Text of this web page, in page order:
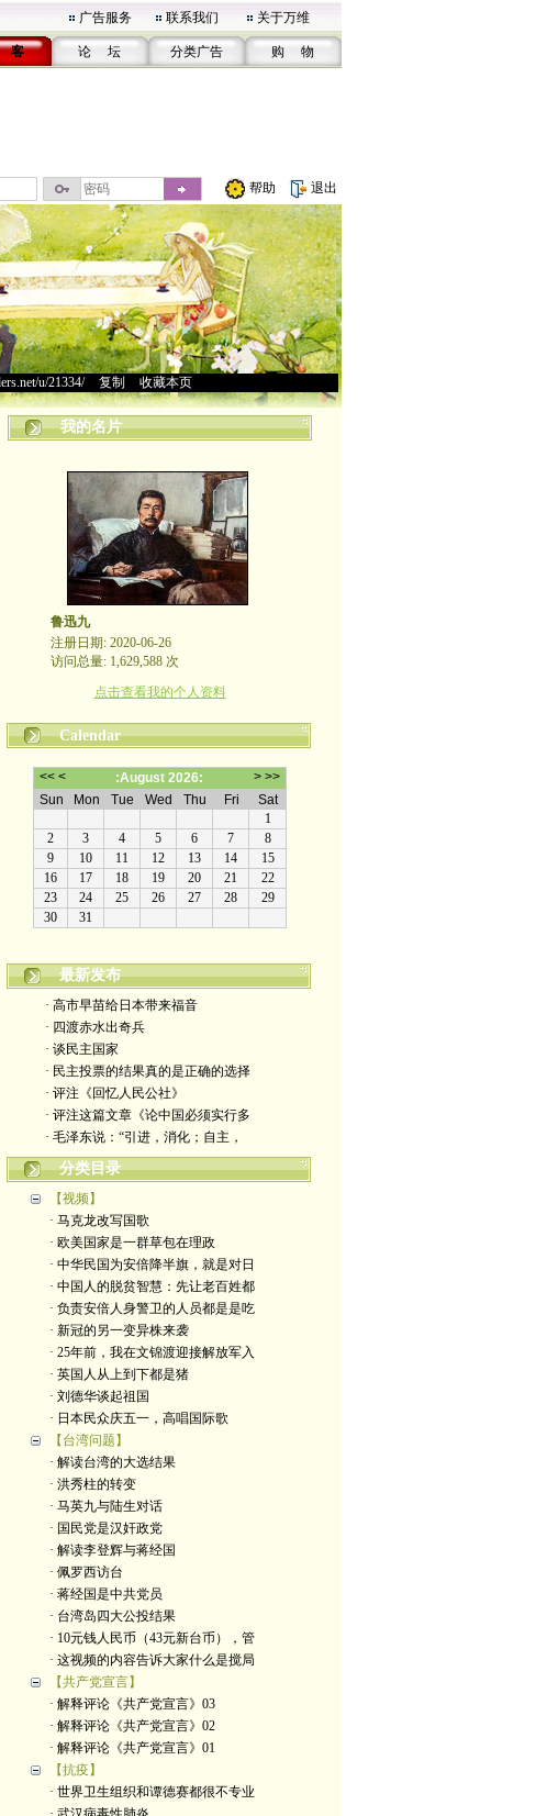
广告服务 联系我们 关于万维
客 论 坛 分类广告 购 物
帮助 退出
u/21334/> 复制 收藏本页
我的名片
鲁迅九
注册日期: 2020-06-26
访问总量: 1,629,588 次
点击查看我的个人资料
Calendar
最新发布
· 高市早苗给日本带来福音
· 四渡赤水出奇兵
· 谈民主国家
· 民主投票的结果真的是正确的选择
· 评注《回忆人民公社》
· 评注这篇文章《论中国必须实行多
· 毛泽东说：“引进，消化；自主，
分类目录
【视频】
· 马克龙改写国歌
· 欧美国家是一群草包在理政
· 中华民国为安倍降半旗，就是对日
· 中国人的脱贫智慧：先让老百姓都
· 负责安倍人身警卫的人员都是是吃
· 新冠的另一变异株来袭
· 25年前，我在文锦渡迎接解放军入
· 英国人从上到下都是猪
· 刘德华谈起祖国
· 日本民众庆五一，高唱国际歌
【台湾问题】
· 解读台湾的大选结果
· 洪秀柱的转变
· 马英九与陆生对话
· 国民党是汉奸政党
· 解读李登辉与蒋经国
· 佩罗西访台
· 蒋经国是中共党员
· 台湾岛四大公投结果
· 10元钱人民币（43元新台币），管
· 这视频的内容告诉大家什么是搅局
【共产党宣言】
· 解释评论《共产党宣言》03
· 解释评论《共产党宣言》02
· 解释评论《共产党宣言》01
【抗疫】
· 世界卫生组织和谭德赛都很不专业